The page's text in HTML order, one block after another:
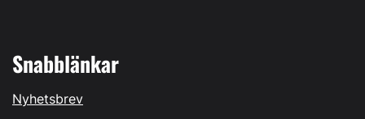
Snabblänkar
Nyhetsbrev